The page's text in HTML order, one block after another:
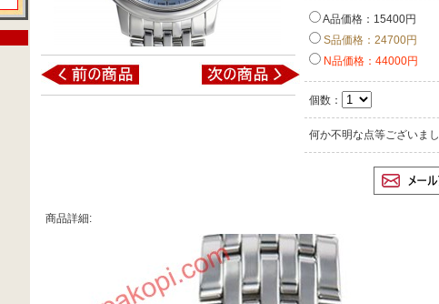
A品価格：15400円
S品価格：24700円
N品価格：44000円
個数：
何か不明な点等ございま
商品詳細: